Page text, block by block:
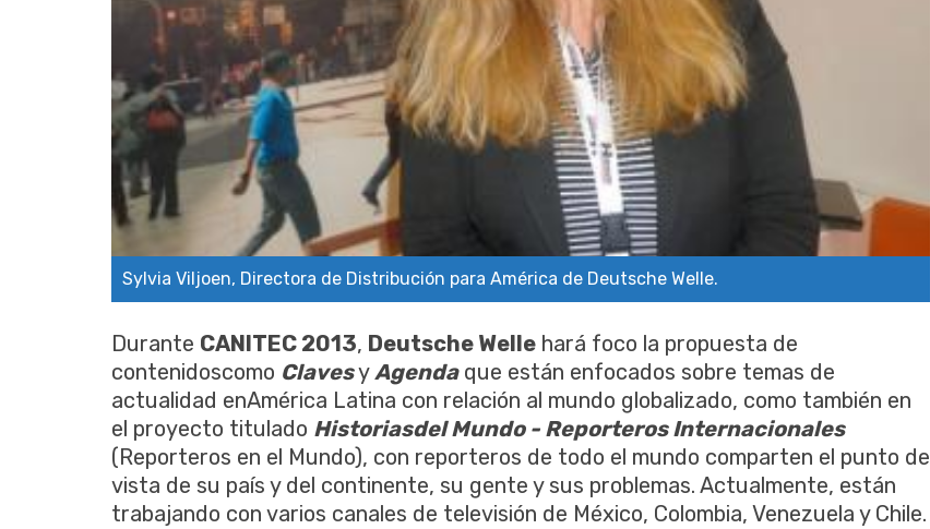
Sylvia Viljoen, Directora de Distribución para América de Deutsche Welle.
Durante CANITEC 2013, Deutsche Welle hará foco la propuesta de
contenidoscomo ClavesyAgendaque están enfocados sobre temas de
actualidad enAmérica Latina con relación al mundo globalizado, como también en
el proyecto titulado Historiasdel Mundo - Reporteros Internacionales
(Reporteros en el Mundo), con reporteros de todo el mundo comparten el punto de
vista de su país y del continente, su gente y sus problemas. Actualmente, están
trabajando con varios canales de televisión de México, Colombia, Venezuela y Chile.